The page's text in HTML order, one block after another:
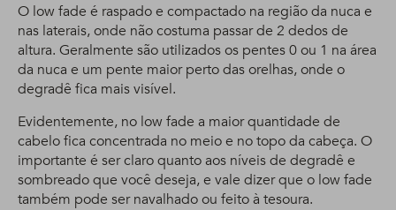
O low fade é raspado e compactado na região da nuca e
nas laterais, onde não costuma passar de 2 dedos de
altura. Geralmente são utilizados os pentes 0 ou 1 na área
da nuca e um pente maior perto das orelhas, onde o
degradê fica mais visível.
Evidentemente, no low fade a maior quantidade de
cabelo fica concentrada no meio e no topo da cabeça. O
importante é ser claro quanto aos níveis de degradê e
sombreado que você deseja, e vale dizer que o low fade
também pode ser navalhado ou feito à tesoura.